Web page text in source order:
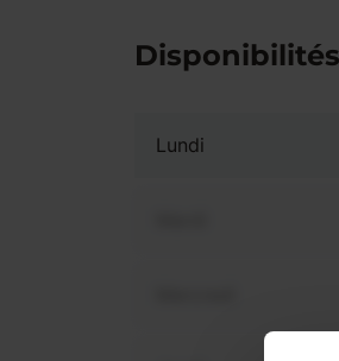
Disponibilités
Lundi